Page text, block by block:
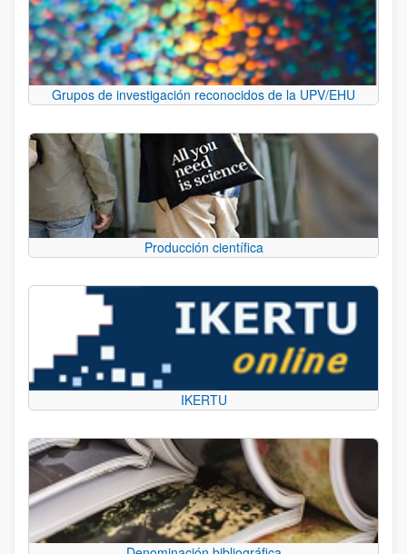
Grupos de investigación reconocidos de la UPV/EHU
Producción científica
IKERTU